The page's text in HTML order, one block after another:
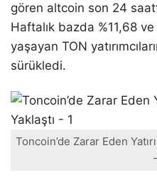
gören altcoin son 24
Haftalık bazda %11,68
yaşayan TON
sürükledi.
Toncoin’de Zarar Eden